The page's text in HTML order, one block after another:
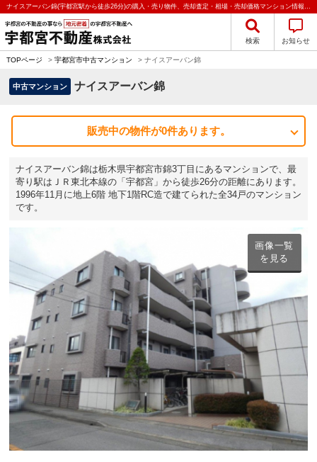
ナイスアーバン錦(宇都宮駅から徒歩26分)の購入・売り物件、売却査定・相場・売却価格マンション情報｜宇都宮不動産株式会社
検索 お知らせ
TOPページ > 宇都宮市中古マンション > ナイスアーバン錦
中古マンション ナイスアーバン錦
販売中の物件が0件あります。
ナイスアーバン錦は栃木県宇都宮市錦3丁目にあるマンションで、最
寄り駅はＪＲ東北本線の「宇都宮」から徒歩26分の距離にあります。
1996年11月に地上6階 地下1階RC造で建てられた全34戸のマンション
です。
画像一覧
を見る